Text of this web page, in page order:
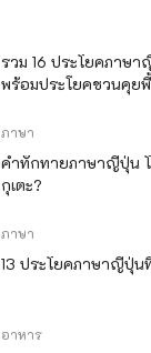
รวม 16 ประโยคภาษ
พร้อมประโยคชวนคุย
ภาษา
คำทักทายภาษาญี่ปุ่น โ
กุเตะ?
ภาษา
13 ประโยคภาษาญี่ปุ่
อาหาร